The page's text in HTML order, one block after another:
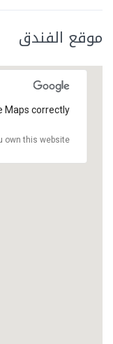
موقع الفندق
Maps correctly.
own this website?